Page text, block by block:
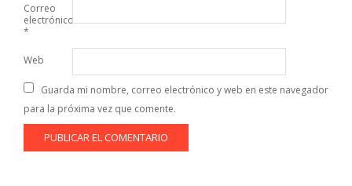
Correo
electrónico
*
Web
Guarda mi nombre, correo electrónico y web en este navegador
para la próxima vez que comente.